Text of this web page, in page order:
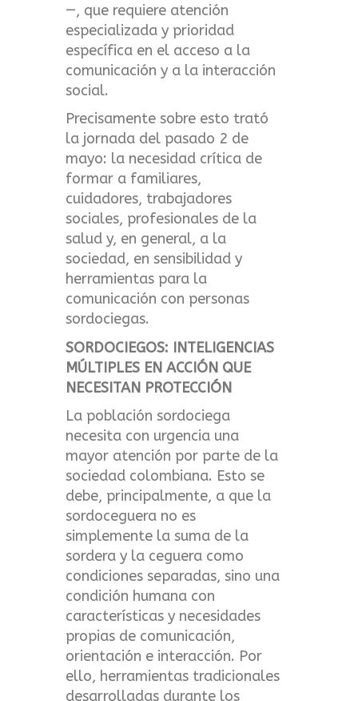
—, que requiere atención
especializada y prioridad
específica en el acceso a la
comunicación y a la interacción
social.
Precisamente sobre esto trató
la jornada del pasado 2 de
mayo: la necesidad crítica de
formar a familiares,
cuidadores, trabajadores
sociales, profesionales de la
salud y, en general, a la
sociedad, en sensibilidad y
herramientas para la
comunicación con personas
sordociegas.
SORDOCIEGOS: INTELIGENCIAS
MÚLTIPLES EN ACCIÓN QUE
NECESITAN PROTECCIÓN
La población sordociega
necesita con urgencia una
mayor atención por parte de la
sociedad colombiana. Esto se
debe, principalmente, a que la
sordoceguera no es
simplemente la suma de la
sordera y la ceguera como
condiciones separadas, sino una
condición humana con
características y necesidades
propias de comunicación,
orientación e interacción. Por
ello, herramientas tradicionales
desarrolladas durante los